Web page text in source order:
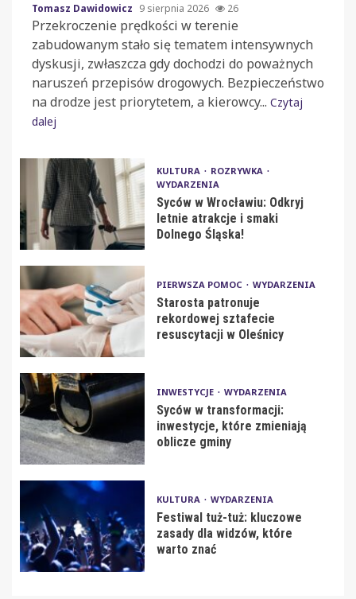
Tomasz Dawidowicz 9 sierpnia 2026 26
Przekroczenie prędkości w terenie
zabudowanym stało się tematem intensywnych
dyskusji, zwłaszcza gdy dochodzi do poważnych
naruszeń przepisów drogowych. Bezpieczeństwo
na drodze jest priorytetem, a kierowcy... Czytaj
dalej
KULTURA
ROZRYWKA
WYDARZENIA
Syców w Wrocławiu: Odkryj
letnie atrakcje i smaki
Dolnego Śląska!
PIERWSZA POMOC WYDARZENIA
Starosta patronuje
rekordowej sztafecie
resuscytacji w Oleśnicy
INWESTYCJE WYDARZENIA
Syców w transformacji:
inwestycje, które zmieniają
oblicze gminy
KULTURA WYDARZENIA
Festiwal tuż-tuż: kluczowe
zasady dla widzów, które
warto znać